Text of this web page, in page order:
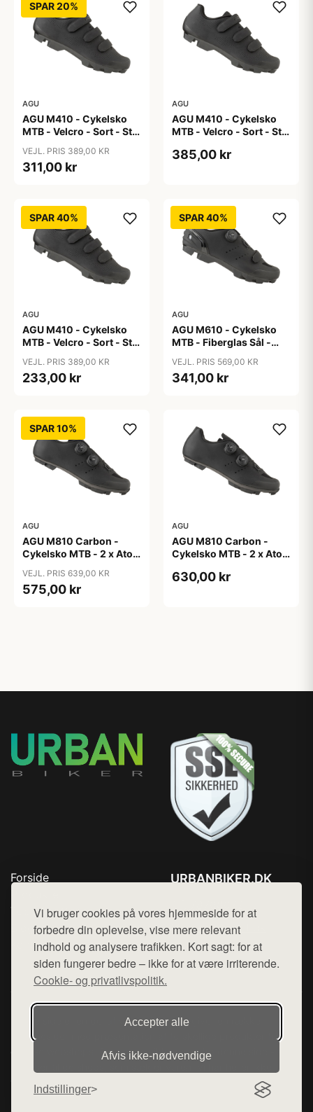
Vi bruger cookies på vores hjemmeside for at
forbedre din oplevelse, vise mere relevant
indhold og analysere trafikken. Kort sagt: for at
siden fungerer bedre – ikke for at være irriterende.
Cookie- og privatlivspolitik.
Accepter alle
Afvis ikke‑nødvendige
Indstillinger
SPAR 20%
AGU
AGU M410 - Cykelsko
MTB - Velcro - Sort - Str.
VEJL. PRIS 389,00 KR
311,00 kr
AGU
AGU M410 - Cykelsko
MTB - Velcro - Sort - Str.
385,00 kr
SPAR 40%
AGU
AGU M410 - Cykelsko
MTB - Velcro - Sort - Str.
VEJL. PRIS 389,00 KR
233,00 kr
SPAR 40%
AGU
AGU M610 - Cykelsko
MTB - Fiberglas Sål -
VEJL. PRIS 569,00 KR
341,00 kr
SPAR 10%
AGU
AGU M810 Carbon -
Cykelsko MTB - 2 x Atop
VEJL. PRIS 639,00 KR
575,00 kr
AGU
AGU M810 Carbon -
Cykelsko MTB - 2 x Atop
630,00 kr
Forside
Top Rabatter
Blog
Kontakt
URBANBIKER.DK
Mail: hej@want.dk
Cookie- og privatlivspolitik
Denne side er en del af want.dk, der udgiver en række
hjemmesider med præsentation af forskellige produkter fra
diverse webshops. Der sælges ikke varer fra denne side - vi
varerne på lager.